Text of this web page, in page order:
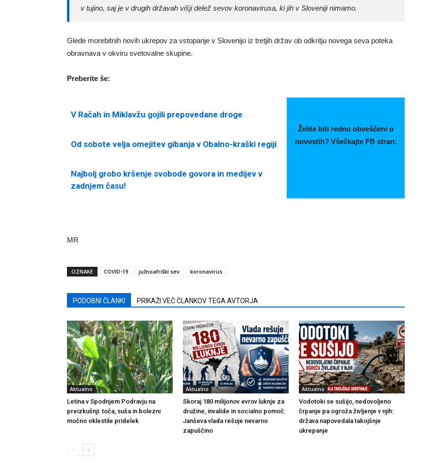
v tujino, saj je v drugih državah višji delež sevov koronavirusa, ki jih v Sloveniji nimamo.
Glede morebitnih novih ukrepov za vstopanje v Slovenijo iz tretjih držav ob odkritju novega seva poteka
obravnava v okviru svetovalne skupine.
Preberite še:
V Račah in Miklavžu gojili prepovedane droge
Želite biti redno obveščeni o
novostih? Všečkajte FB stran:
Od sobote velja omejitev gibanja v Obalno-kraški regiji
Najbolj grobo kršenje svobode govora in medijev v
zadnjem času!
MR
OZNAKE COVID-19 južnoafriški sev koronavirus
PODOBNI ČLANKI PRIKAŽI VEČ ČLANKOV TEGA AVTORJA
Aktualno
Letina v Spodnjem Podravju na
preizkušnji: toča, suša in bolezni
močno oklestile pridelek
Aktualno
Skoraj 180 milijonov evrov luknje za
družine, invalide in socialno pomoč:
Janševa vlada rešuje nevarno
zapuščino
Aktualno
Vodotoki se sušijo, nedovoljeno
črpanje pa ogroža življenje v njih:
država napovedala takojšnje
ukrepanje